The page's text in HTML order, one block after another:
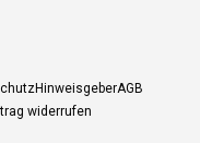
HinweisgeberAGB
widerrufen